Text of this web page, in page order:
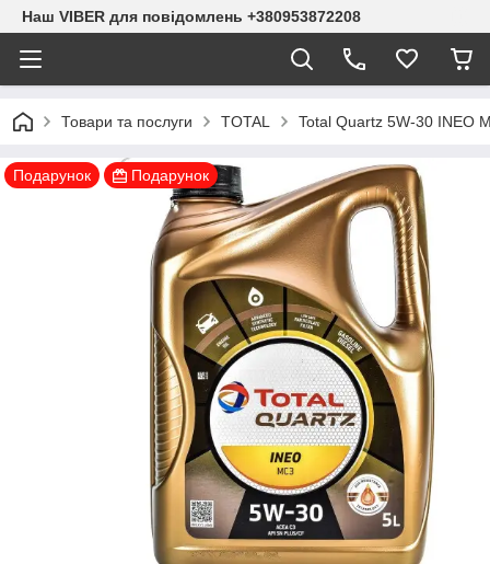
Наш VIBER для повідомлень +380953872208
Товари та послуги TOTAL Total Quartz 5W-30 INEO
Подарунок Подарунок